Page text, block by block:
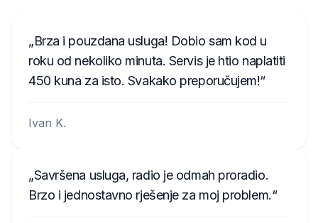
Brza i pouzdana usluga! Dobio sam kod u
roku od nekoliko minuta. Servis je htio naplatiti
450 kuna za isto. Svakako preporučujem!
Ivan K.
Savršena usluga, radio je odmah proradio.
Brzo i jednostavno rješenje za moj problem.